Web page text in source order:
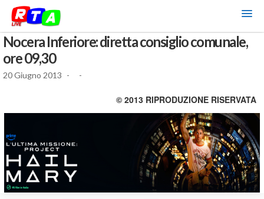
Nocera Inferiore: diretta consiglio comunale,
ore 09,30
20 Giugno 2013 - -
© 2013 RIPRODUZIONE RISERVATA